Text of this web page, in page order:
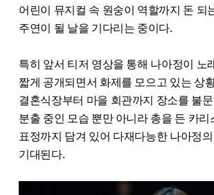
어린이 뮤지컬 속 원숭이 역할까지 돈 되
주연이 될 날을 기다리는 중이다.
특히 앞서 티저 영상을 통해 나아정이 노
짧게 공개되면서 화제를 모으고 있는 상
결혼식장부터 마을 회관까지 장소를 불
분출 중인 모습 뿐만 아니라 총을 든 카리
표정까지 담겨 있어 다재다능한 나아정
기대된다.